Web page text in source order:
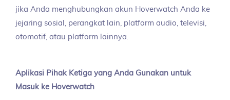
jika Anda menghubungkan akun Hoverwatch Anda ke
jejaring sosial, perangkat lain, platform audio, televisi,
otomotif, atau platform lainnya.
Aplikasi Pihak Ketiga yang Anda Gunakan untuk
Masuk ke Hoverwatch